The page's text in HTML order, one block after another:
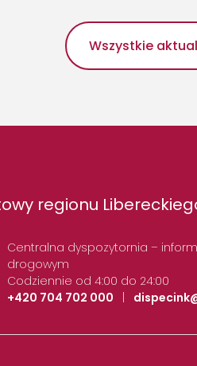
Wszystkie
regionu
Centralna dyspozytornia –
drogowym
Codziennie od 4:00 do 24:00
+420 704 702 000
|